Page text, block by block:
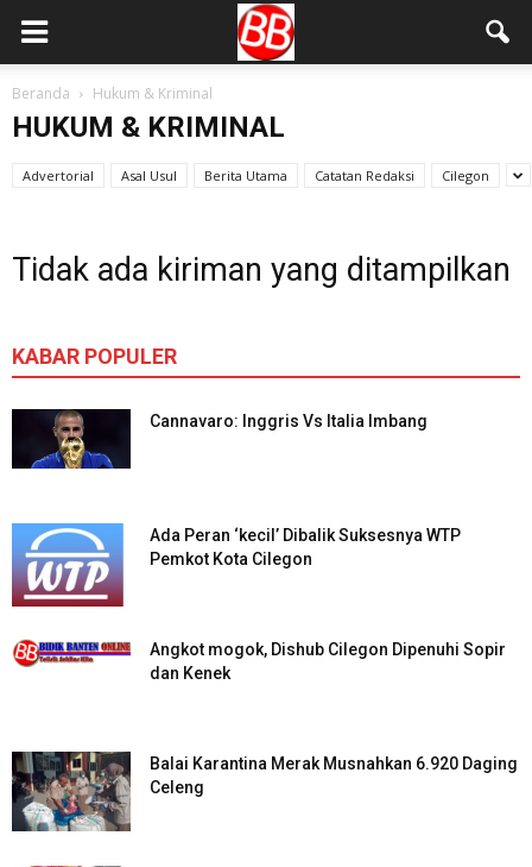
Beranda Hukum & Kriminal
HUKUM & KRIMINAL
Advertorial Asal Usul Berita Utama Catatan Redaksi Cilegon
Tidak ada kiriman yang ditampilkan
KABAR POPULER
Cannavaro: Inggris Vs Italia Imbang
Ada Peran ‘kecil’ Dibalik Suksesnya WTP
Pemkot Kota Cilegon
Angkot mogok, Dishub Cilegon Dipenuhi Sopir
dan Kenek
Balai Karantina Merak Musnahkan 6.920 Daging
Celeng